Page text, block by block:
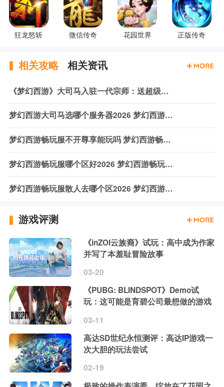
狂龙怒斩 微信传奇 花园世界 正版传奇
相关攻略 相关资讯
《梦幻西游》大司马入驻一代宗师：送超级神马等多重福利！
梦幻西游大司马选哪个服务器2026 梦幻西游大司马服务器入驻一览
梦幻西游畅玩服不开尊享能玩吗 梦幻西游畅玩服尊享特权介绍2026
梦幻西游畅玩服哪个区好2026 梦幻西游畅玩服区服推荐
梦幻西游畅玩服散人去哪个区2026 梦幻西游畅玩服散人区服推荐
游戏评测
《inZOI云族裔》试玩：高中成为作家
并写了本羞耻冒险故事
03-20
《PUBG: BLINDSPOT》Demo试
玩：这可能是育碧公司最想做的游戏
03-11
高达SD世纪永恒测评：高达IP游戏一
次大胆的玩法尝试
02-19